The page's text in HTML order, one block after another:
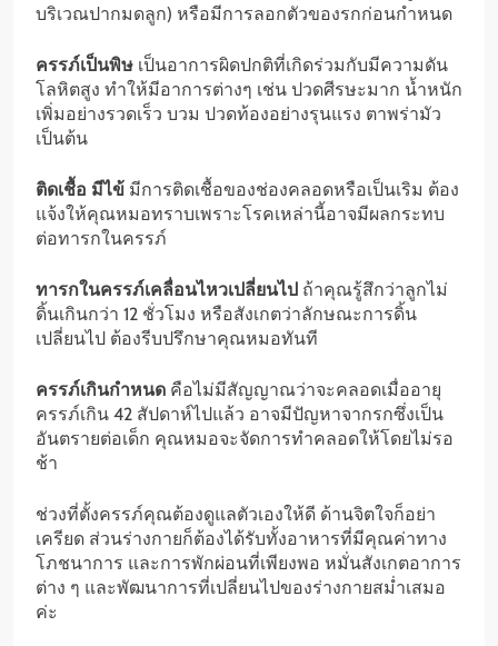
บริเวณปากมดลูก) หรือมีการลอกตัวของรกก่อนกำหนด
ครรภ์เป็นพิษ เป็นอาการผิดปกติที่เกิดร่วมกับมีความดัน
โลหิตสูง ทำให้มีอาการต่างๆ เช่น ปวดศีรษะมาก น้ำหนัก
เพิ่มอย่างรวดเร็ว บวม ปวดท้องอย่างรุนแรง ตาพร่ามัว
เป็นต้น
ติดเชื้อ มีไข้ มีการติดเชื้อของช่องคลอดหรือเป็นเริม ต้อง
แจ้งให้คุณหมอทราบเพราะโรคเหล่านี้อาจมีผลกระทบ
ต่อทารกในครรภ์
ทารกในครรภ์เคลื่อนไหวเปลี่ยนไป ถ้าคุณรู้สึกว่าลูกไม่
ดิ้นเกินกว่า 12 ชั่วโมง หรือสังเกตว่าลักษณะการดิ้น
เปลี่ยนไป ต้องรีบปรึกษาคุณหมอทันที
ครรภ์เกินกำหนด คือไม่มีสัญญาณว่าจะคลอดเมื่ออายุ
ครรภ์เกิน 42 สัปดาห์ไปแล้ว อาจมีปัญหาจากรกซึ่งเป็น
อันตรายต่อเด็ก คุณหมอจะจัดการทำคลอดให้โดยไม่รอ
ช้า
ช่วงที่ตั้งครรภ์คุณต้องดูแลตัวเองให้ดี ด้านจิตใจก็อย่า
เครียด ส่วนร่างกายก็ต้องได้รับทั้งอาหารที่มีคุณค่าทาง
โภชนาการ และการพักผ่อนที่เพียงพอ หมั่นสังเกตอาการ
ต่าง ๆ และพัฒนาการที่เปลี่ยนไปของร่างกายสม่ำเสมอ
ค่ะ